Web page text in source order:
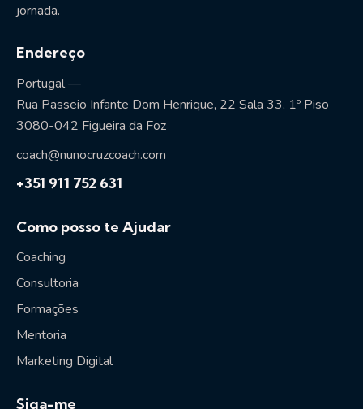
jornada.
Endereço
Portugal —
Rua Passeio Infante Dom Henrique, 22 Sala 33, 1º Piso
3080-042 Figueira da Foz
coach@nunocruzcoach.com
+351 911 752 631
Como posso te Ajudar
Coaching
Consultoria
Formações
Mentoria
Marketing Digital
Siga-me